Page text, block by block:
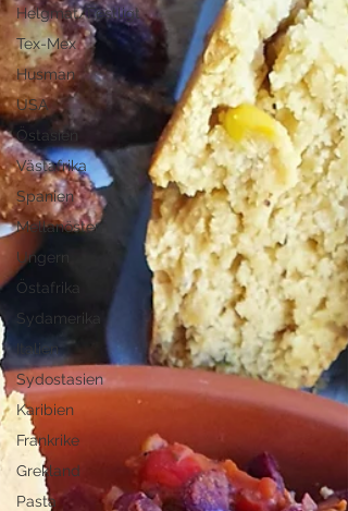
Helgmat/Festligt
Tex-Mex
Husman
USA
Östasien
Västafrika
Spanien
Mellanöstern
Ungern
Östafrika
Sydamerika
Italien
Sydostasien
Karibien
Frankrike
Grekland
Pasta